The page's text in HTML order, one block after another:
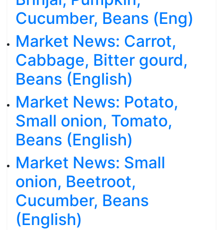
Cucumber, Beans (Eng)
Market News: Carrot,
Cabbage, Bitter gourd,
Beans (English)
Market News: Potato,
Small onion, Tomato,
Beans (English)
Market News: Small
onion, Beetroot,
Cucumber, Beans
(English)